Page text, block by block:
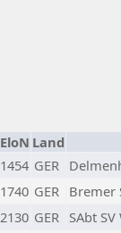
EloN Land
1454 GER
1740 GER Bremer
2130 GER SAbt